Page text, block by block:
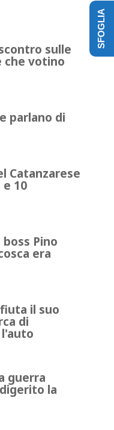
sulle
che votino
parlano di
Catanzarese
10
Pino
era
il suo
di
guerra
la
SFOGLIA